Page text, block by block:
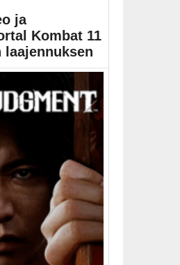
ja
Kombat 11
laajennuksen
Mortal Kombat 11 -